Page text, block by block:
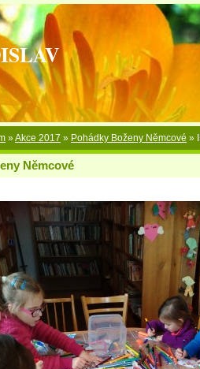
»Akce 2017 » Pohádky Boženy Němcové »
Němcové